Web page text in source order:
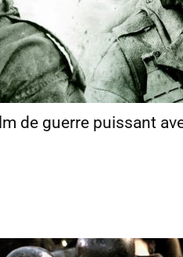
de guerre puissant